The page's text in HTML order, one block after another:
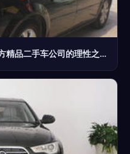
南京二手别克君越2.4导航版 北方精品二手车公司的理性之选